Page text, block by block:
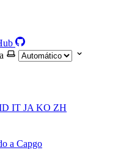
IT JA KO ZH
a Capgo